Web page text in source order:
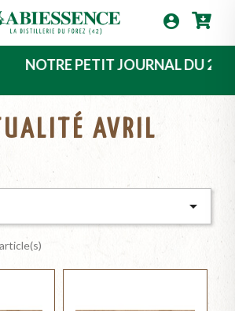

NOTRE PETIT JOURNAL DU
AVRIL
